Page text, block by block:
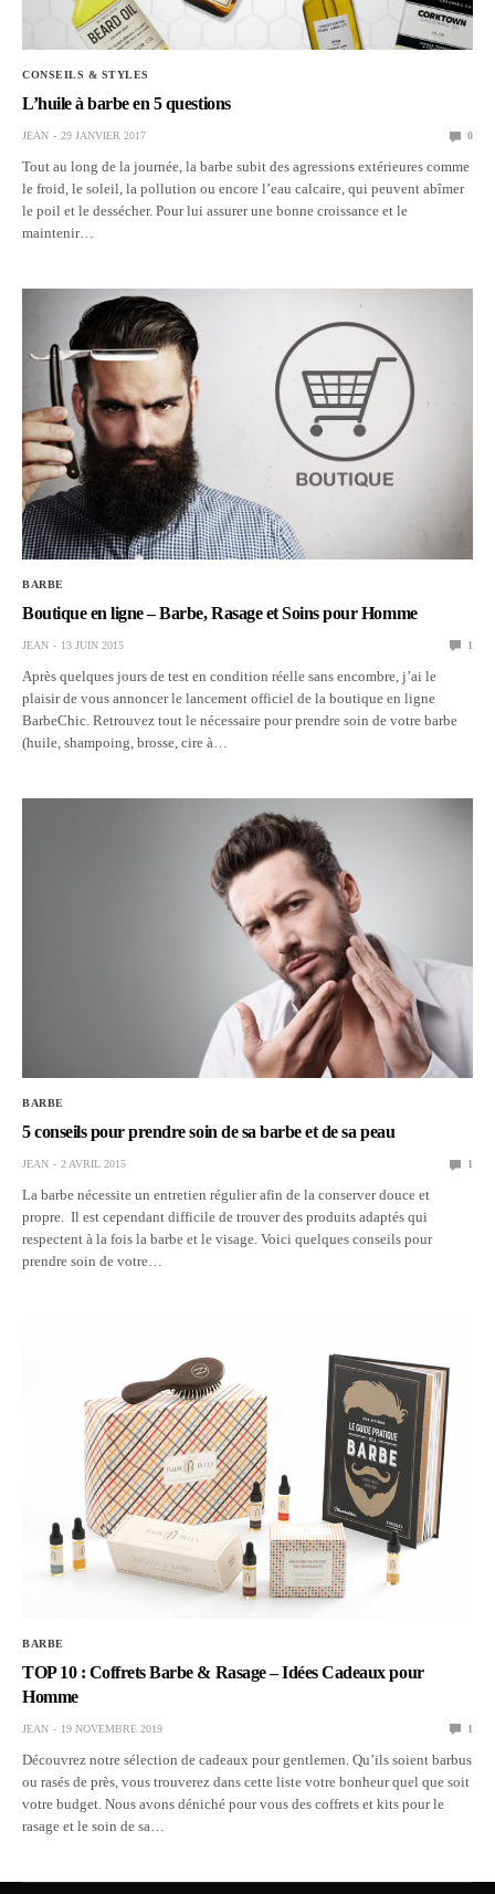
CONSEILS & STYLES
L’huile à barbe en 5 questions
JEAN 29 JANVIER 2017 0
Tout au long de la journée, la barbe subit des agressions extérieures comme
le froid, le soleil, la pollution ou encore l’eau calcaire, qui peuvent abîmer
le poil et le dessécher. Pour lui assurer une bonne croissance et le
maintenir…
BARBE
Boutique en ligne – Barbe, Rasage et Soins pour Homme
JEAN 13 JUIN 2015 1
Après quelques jours de test en condition réelle sans encombre, j’ai le
plaisir de vous annoncer le lancement officiel de la boutique en ligne
BarbeChic. Retrouvez tout le nécessaire pour prendre soin de votre barbe
(huile, shampoing, brosse, cire à…
BARBE
5 conseils pour prendre soin de sa barbe et de sa peau
JEAN 2 AVRIL 2015 1
La barbe nécessite un entretien régulier afin de la conserver douce et
propre. Il est cependant difficile de trouver des produits adaptés qui
respectent à la fois la barbe et le visage. Voici quelques conseils pour
prendre soin de votre…
BARBE
TOP 10 : Coffrets Barbe & Rasage – Idées Cadeaux pour
Homme
JEAN 19 NOVEMBRE 2019 1
Découvrez notre sélection de cadeaux pour gentlemen. Qu’ils soient barbus
ou rasés de près, vous trouverez dans cette liste votre bonheur quel que soit
votre budget. Nous avons déniché pour vous des coffrets et kits pour le
rasage et le soin de sa…